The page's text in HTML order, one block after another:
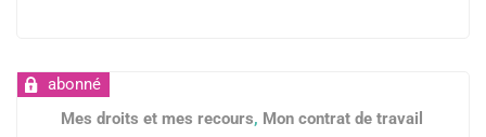
Mes droits et mes recours, Mon contrat de travail